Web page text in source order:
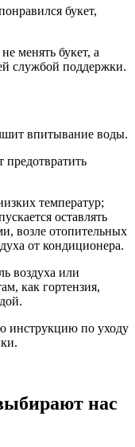
букет,
менять букет, а
службой поддержки.
впитывание воды.
предотвратить
температур;
оставлять
возле отопительных
от кондиционера.
воздуха или
как гортензия,
инструкцию по уходу
нас